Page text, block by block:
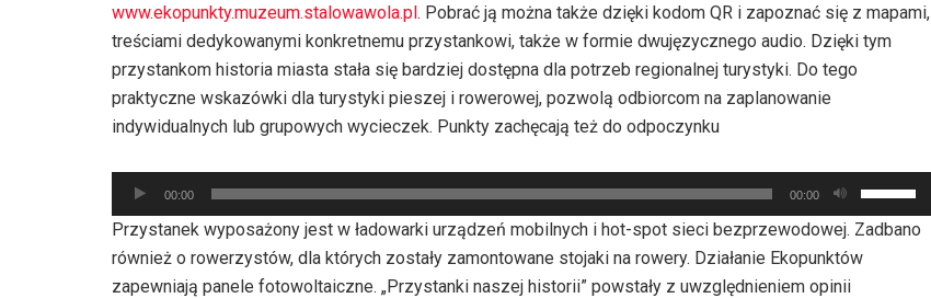
głośność.
www.ekopunkty.muzeum.stalowawola.pl. Pobrać ją można także dzięki kodom QR i zapoznać się z mapami,
treściami dedykowanymi konkretnemu przystankowi, także w formie dwujęzycznego audio. Dzięki tym
przystankom historia miasta stała się bardziej dostępna dla potrzeb regionalnej turystyki. Do tego
praktyczne wskazówki dla turystyki pieszej i rowerowej, pozwolą odbiorcom na zaplanowanie
indywidualnych lub grupowych wycieczek. Punkty zachęcają też do odpoczynku
Odtwarzacz
plików
dźwiękowych
00:00 00:00
strzałek
do
góry
Przystanek wyposażony jest w ładowarki urządzeń mobilnych i hot-spot sieci bezprzewodowej. Zadbano
również o rowerzystów, dla których zostały zamontowane stojaki na rowery. Działanie Ekopunktów
zapewniają panele fotowoltaiczne. „Przystanki naszej historii” powstały z uwzględnieniem opinii